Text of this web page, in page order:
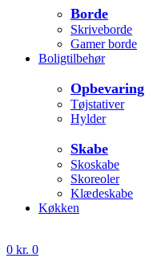
Borde
Skriveborde
Gamer borde
Boligtilbehør
Opbevaring
Tøjstativer
Hylder
Skabe
Skoskabe
Skoreoler
Klædeskabe
Køkken
0 kr. 0